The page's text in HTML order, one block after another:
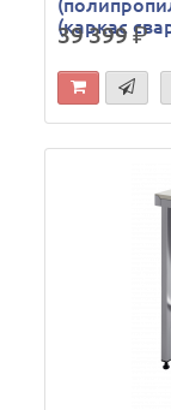
(каркас
39 399р.